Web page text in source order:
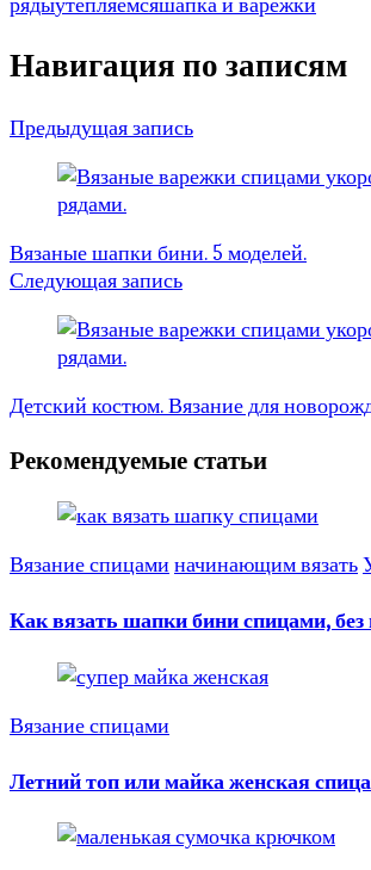
Навигация по записям
Предыдущая запись
Вязаные шапки бини. 5 моделей.
Следующая запись
Детский костюм. Вязание для
Рекомендуемые статьи
Вязание спицами начинающим вязать
Как вязать шапки бини спицами,
Вязание спицами
Летний топ или майка женская